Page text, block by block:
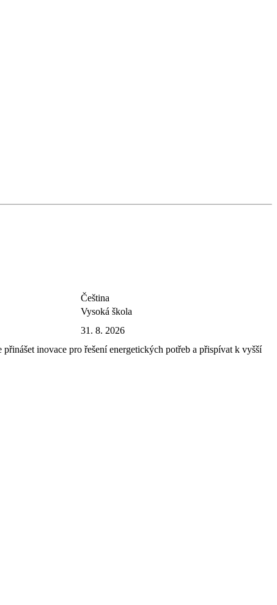
Čeština
Vysoká škola
31. 8. 2026
inovace pro řešení energetických potřeb a přispívat k vyšší